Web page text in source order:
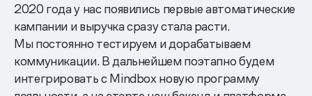
2020 года у нас появились первые автоматические
кампании и выручка сразу стала расти.
Мы постоянно тестируем и дорабатываем
коммуникации. В дальнейшем поэтапно будем
интегрировать с Mindbox новую программу